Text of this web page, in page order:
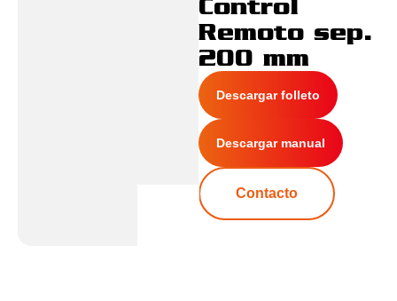
Control
Remoto sep.
200 mm
Descargar folleto
Descargar manual
Contacto